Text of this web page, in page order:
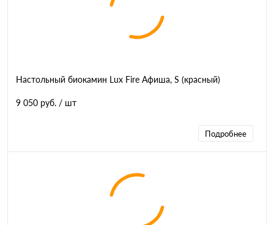
Настольный биокамин Lux Fire Афиша, S (красный)
9 050 руб. / шт
Подробнее